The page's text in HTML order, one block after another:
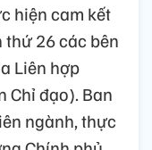
hiện cam kết
thứ 26 các bên
Liên hợp
Chỉ đạo). Ban
ngành, thực